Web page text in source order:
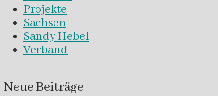
Projekte
Sachsen
Sandy Hebel
Verband
Neue Beiträge